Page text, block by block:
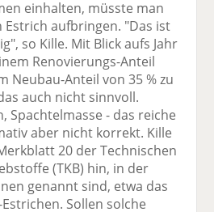
einhalten, müsste man
Estrich aufbringen. "Das ist
so Kille. Mit Blick aufs Jahr
Renovierungs-Anteil
Neubau-Anteil von 35 % zu
auch nicht sinnvoll.
Spachtelmasse - das reiche
aber nicht korrekt. Kille
20 der Technischen
(TKB) hin, in der
genannt sind, etwa das
Sollen solche